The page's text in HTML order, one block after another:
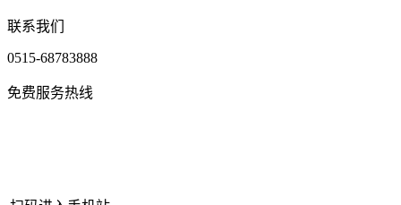
联系我们
0515-68783888
免费服务热线